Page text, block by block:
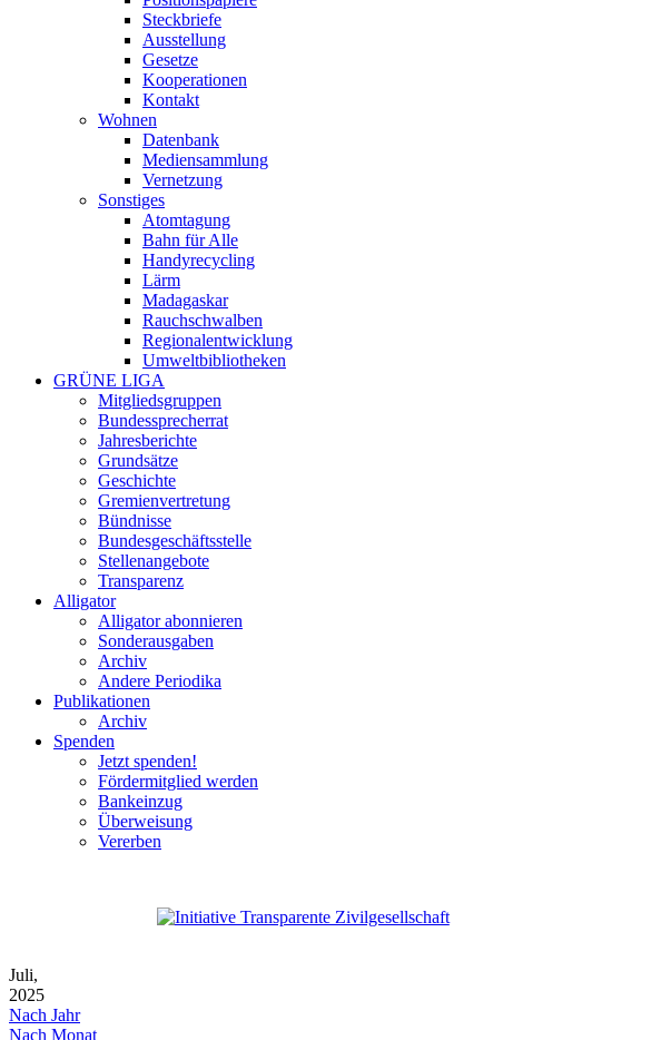
Steckbriefe
Ausstellung
Gesetze
Kooperationen
Kontakt
Wohnen
Datenbank
Mediensammlung
Vernetzung
Sonstiges
Atomtagung
Bahn für Alle
Handyrecycling
Lärm
Madagaskar
Rauchschwalben
Regionalentwicklung
Umweltbibliotheken
GRÜNE LIGA
Mitgliedsgruppen
Bundessprecherrat
Jahresberichte
Grundsätze
Geschichte
Gremienvertretung
Bündnisse
Bundesgeschäftsstelle
Stellenangebote
Transparenz
Alligator
Alligator abonnieren
Sonderausgaben
Archiv
Andere Periodika
Publikationen
Archiv
Spenden
Jetzt spenden!
Fördermitglied werden
Bankeinzug
Überweisung
Vererben
Juli,
2025
Nach Jahr
Nach Monat